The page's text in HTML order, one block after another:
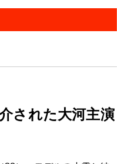
された大河主演